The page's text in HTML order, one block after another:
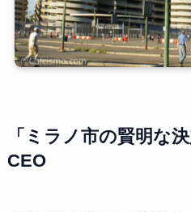
「ミラノ市の賢明な
CEO